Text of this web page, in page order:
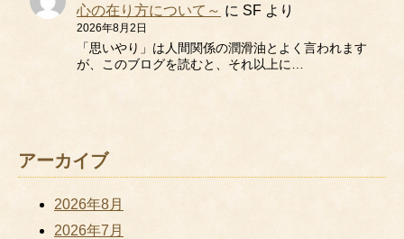
心の在り方について～ に SF より
2026年8月2日
「思いやり」は人間関係の潤滑油とよく言われます
が、このブログを読むと、それ以上に…
アーカイブ
2026年8月
2026年7月